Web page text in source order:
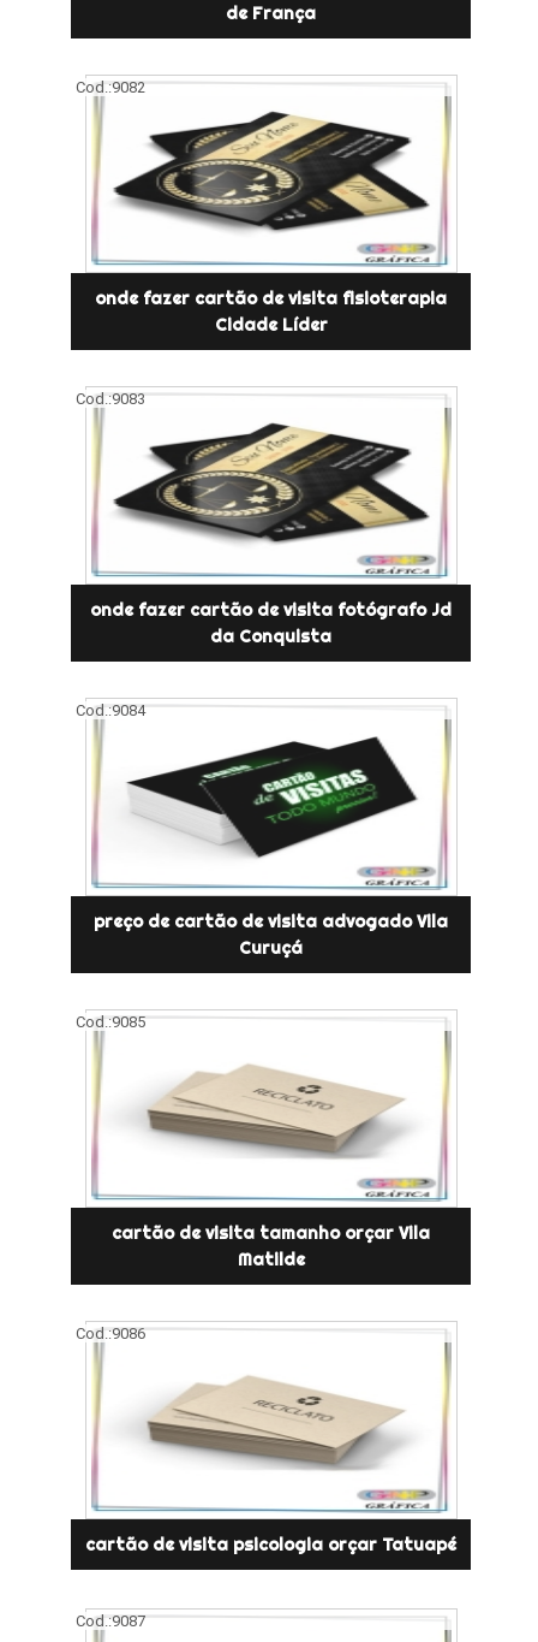
de França
Cod.:9082
onde fazer cartão de visita fisioterapia
Cidade Líder
Cod.:9083
onde fazer cartão de visita fotógrafo Jd
da Conquista
Cod.:9084
preço de cartão de visita advogado Vila
Curuçá
Cod.:9085
cartão de visita tamanho orçar Vila
Matilde
Cod.:9086
cartão de visita psicologia orçar Tatuapé
Cod.:9087